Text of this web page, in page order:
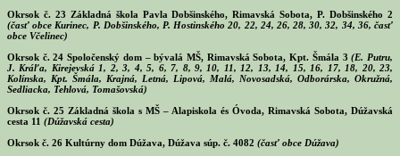
Okrsok č. 23 Základná škola Pavla Dobšinského, Rimavská Sobota, P. Dobšinského 2
(časť obce Kurinec, P. Dobšinského, P. Hostinského 20, 22, 24, 26, 28, 30, 32, 34, 36, časť
obce Včelinec)
Okrsok č. 24 Spoločenský dom – bývalá MŠ, Rimavská Sobota, Kpt. Šmála 3(E. Putru,
J. Kráľa, Kirejevská 1, 2, 3, 4, 5, 6, 7, 8, 9, 10, 11, 12, 13, 14, 15, 16, 17, 18, 20, 23,
Kolínska, Kpt. Šmála, Krajná, Letná, Lipová, Malá, Novosadská, Odborárska, Okružná,
Sedliacka, Tehlová, Tomašovská)
Okrsok č. 25 Základná škola s MŠ – Alapiskola és Óvoda, Rimavská Sobota, Dúžavská
cesta 11 (Dúžavská cesta)
Okrsok č. 26 Kultúrny dom Dúžava, Dúžava súp. č. 4082 (časť obce Dúžava)